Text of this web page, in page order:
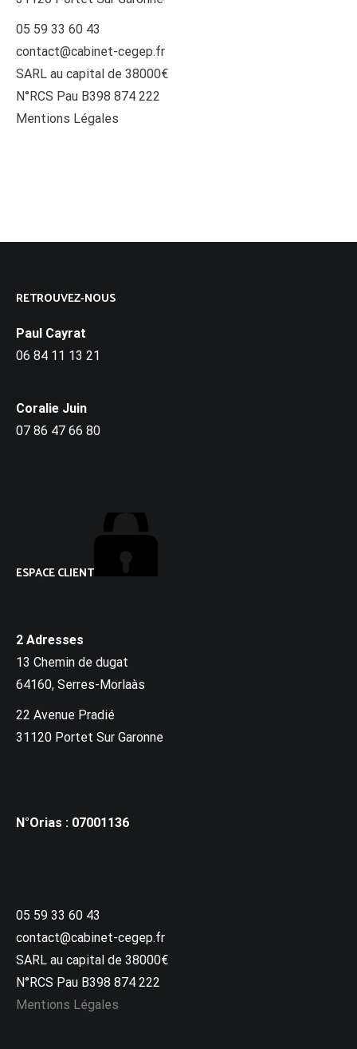
05 59 33 60 43
contact@cabinet-cegep.fr
SARL au capital de 38000€
N°RCS Pau B398 874 222
Mentions Légales
RETROUVEZ-NOUS
Paul Cayrat
06 84 11 13 21
Coralie Juin
07 86 47 66 80
ESPACE CLIENT
2 Adresses
13 Chemin de dugat
64160, Serres-Morlaàs
22 Avenue Pradié
31120 Portet Sur Garonne
N°Orias : 07001136
05 59 33 60 43
contact@cabinet-cegep.fr
SARL au capital de 38000€
N°RCS Pau B398 874 222
Mentions Légales